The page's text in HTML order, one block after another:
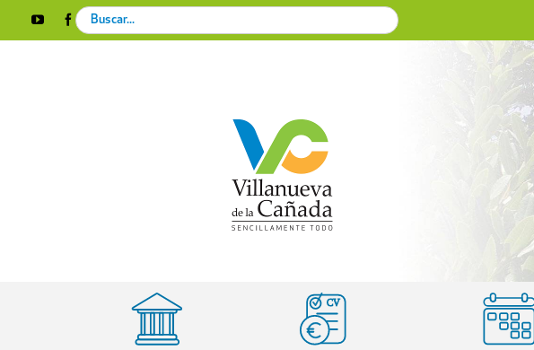
YouTubeFacebookInstagram
X
Search
for: